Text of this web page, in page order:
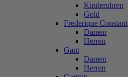
Kinderuhren
Gold
Frederique Constant
Damen
Herren
Gant
Damen
Herren